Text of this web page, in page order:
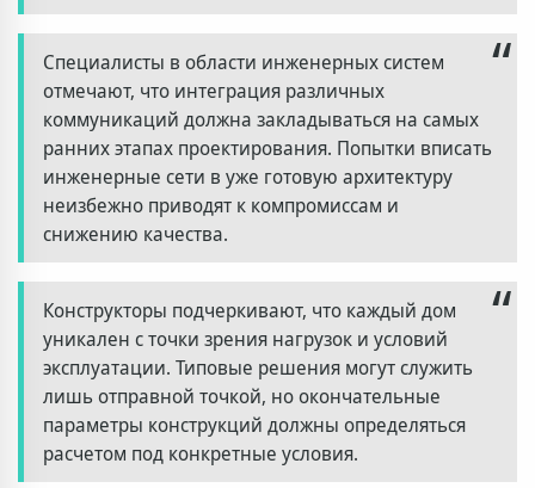
Специалисты в области инженерных систем
отмечают, что интеграция различных
коммуникаций должна закладываться на самых
ранних этапах проектирования. Попытки вписать
инженерные сети в уже готовую архитектуру
неизбежно приводят к компромиссам и
снижению качества.
Конструкторы подчеркивают, что каждый дом
уникален с точки зрения нагрузок и условий
эксплуатации. Типовые решения могут служить
лишь отправной точкой, но окончательные
параметры конструкций должны определяться
расчетом под конкретные условия.